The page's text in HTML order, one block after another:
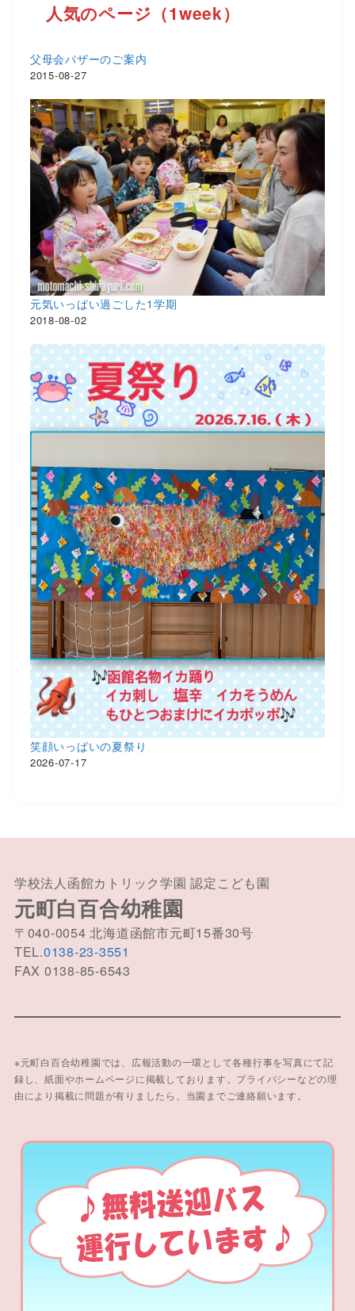
人気のページ（1week）
父母会バザーのご案内
2015-08-27
元気いっぱい過ごした1学期
2018-08-02
笑顔いっぱいの夏祭り
2026-07-17
学校法人函館カトリック学園 認定こども園
元町白百合幼稚園
〒040-0054 北海道函館市元町15番30号
TEL.0138-23-3551
FAX 0138-85-6543
※元町白百合幼稚園では、広報活動の一環として各種行事を写真にて記
録し、紙面やホームページに掲載しております。プライバシーなどの理
由により掲載に問題が有りましたら、当園までご連絡願います。